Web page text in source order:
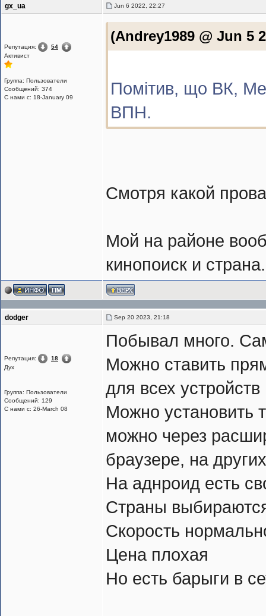
gx_ua Jun 6 2022, 22:27
Репутация:
54
Активист
Группа: Пользователи
Сообщений: 374
С нами с: 18-January 09
(Andrey1989 @ Jun 5
Помітив, що ВК,
ВПН.
Смотря какой
Мой на районе
кинопоиск и
dodger Sep 20 2023, 21:18
Репутация:
18
Дух
Группа: Пользователи
Сообщений: 129
С нами с: 26-March 08
Побывал много.
Можно ставить
для всех
Можно установить
можно через
браузере, на
На аднроид есть
Страны
Скорость
Цена плохая
Но есть барыги в